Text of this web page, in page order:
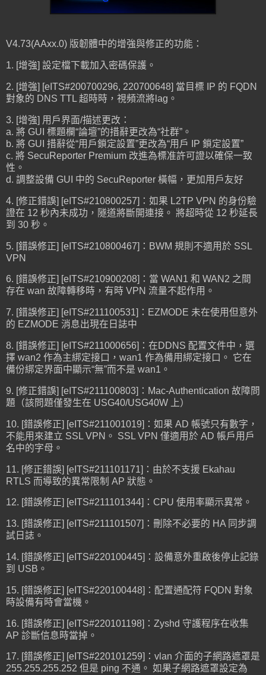
V4.73(AAxx.0) 版韌體中的增強與修正的功能：
1. [增強] 設定檔下載加入密碼保護。
2. [增強] [eITS#200700296, 220700648] 當目標 IP 的 FQDN
對象的 DNS TTL 超時時，視頻流將lag。
3. [增強] 用戶界面/描述更改：
a. 將 GUI 標題欄“論壇”的措辭更改為“社群”。
b. 將 GUI 措辭從“用戶鎖定設置”更改為“用戶 IP 鎖定設置”
c. 將 SecuReporter Premium 改進為標准許可證以確保一致
性。
d. 調整設備 GUI 中的 SecuReporter 橫幅，更加用戶友好
4. [修正錯誤] [eITS#210800257]：如果 L2TP VPN 的身份驗
證在 12 秒內未成功，隧道將斷開連接。 將超時從 12 秒延長
到 30 秒。
5. [錯誤修正] [eITS#210800467]：BWM 規則不適用於 SSL
VPN
6. [錯誤修正] [eITS#210900208]：當 WAN1 和 WAN2 之間
存在 wan 故障轉移時，有時 VPN 流量不起作用。
7. [錯誤修正] [eITS#211100531]：EZMODE 未在使用但意外
的 EZMODE 消息出現在日誌中
8. [錯誤修正] [eITS#211000656]：在DDNS 配置文件中，選
擇 wan2 作為主綁定接口，wan1 作為備用綁定接口。 它在
備份綁定界面中顯示“無”而不是 wan1。
9. [修正錯誤] [eITS#211100803]：Mac-Authentication 故障問
題（該問題僅發生在 USG40/USG40W 上）
10. [錯誤修正] [eITS#211001019]：如果 AD 帳號只有數字，
不能用來建立 SSL VPN。 SSL VPN 僅適用於 AD 帳戶用戶
名中的字母。
11. [修正錯誤] [eITS#211101171]：由於不支援 Ekahau
RTLS 而導致的異常限制 AP 狀態。
12. [錯誤修正] [eITS#211101344]：CPU 使用率顯示異常。
13. [錯誤修正] [eITS#211101507]：刪除不必要的 HA 同步調
試日誌。
14. [錯誤修正] [eITS#220100445]：設備意外重啟後停止記錄
到 USB。
15. [錯誤修正] [eITS#220100448]：配置通配符 FQDN 對象
時設備有時會當機。
16. [錯誤修正] [eITS#220101198]：Zyshd 守護程序在收集
AP 診斷信息時當掉。
17. [錯誤修正] [eITS#220101259]：vlan 介面的子網路遮罩是
255.255.255.252 但是 ping 不通。 如果子網路遮罩設定為